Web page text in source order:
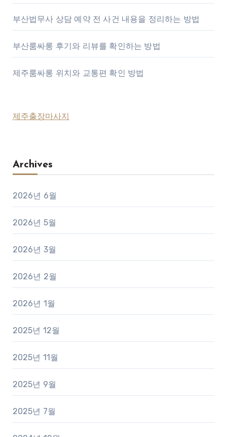
부산법무사 상담 예약 전 사건 내용을 정리하는 방법
부산룸싸롱 후기와 리뷰를 확인하는 방법
제주룸싸롱 위치와 교통편 확인 방법
제주출장마사지
Archives
2026년 6월
2026년 5월
2026년 3월
2026년 2월
2026년 1월
2025년 12월
2025년 11월
2025년 9월
2025년 7월